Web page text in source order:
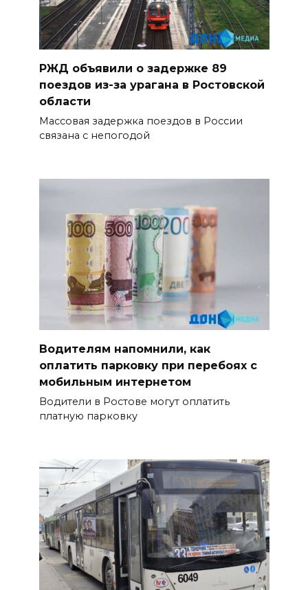
РЖД объявили о задержке 89
поездов из-за урагана в Ростовской
области
Массовая задержка поездов в России
связана с непогодой
Водителям напомнили, как
оплатить парковку при перебоях с
мобильным интернетом
Водители в Ростове могут оплатить
платную парковку